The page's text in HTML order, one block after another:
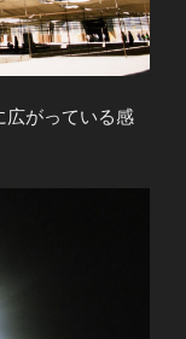
広がっている感